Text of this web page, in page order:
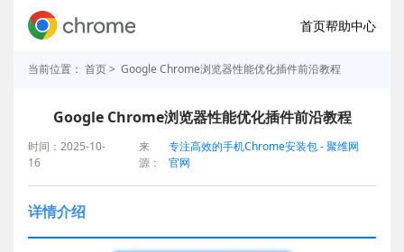
首页帮助中心
当前位置： 首页> Google Chrome浏览器性能优化插件前沿教程
Google Chrome浏览器性能优化插件前沿教程
时间：2025-10-
16
来
源：
专注高效的手机Chrome安装包 - 聚维网
官网
详情介绍